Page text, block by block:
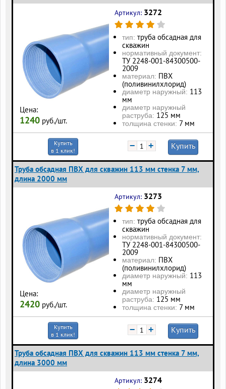
Цена:
1240 руб./шт.
Артикул: 3272
тип: труба обсадная для
скважин
нормативный документ:
ТУ 2248-001-84300500-
2009
материал: ПВХ
(поливинилхлорид)
диаметр наружный: 113
мм
диаметр наружный
раструба: 125 мм
толщина стенки: 7 мм
Купить
в 1 клик!
− + Купить
Труба обсадная ПВХ для скважин 113 мм стенка 7 мм,
длина 2000 мм
Цена:
2420 руб./шт.
Артикул: 3273
тип: труба обсадная для
скважин
нормативный документ:
ТУ 2248-001-84300500-
2009
материал: ПВХ
(поливинилхлорид)
диаметр наружный: 113
мм
диаметр наружный
раструба: 125 мм
толщина стенки: 7 мм
Купить
в 1 клик!
− + Купить
Труба обсадная ПВХ для скважин 113 мм стенка 7 мм,
длина 3000 мм
Артикул: 3274